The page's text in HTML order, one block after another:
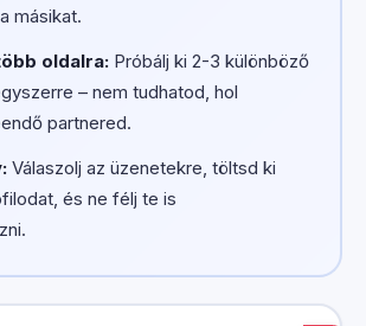
másikat.
oldalra:Próbálj ki 2-3 különböző
– nem tudhatod, hol
partnered.
Válaszolj az üzenetekre, töltsd ki
és ne félj te is